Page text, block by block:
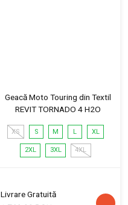
Geacă Moto Touring din Textil
REVIT TORNADO 4 H2O
XS S M L XL
2XL 3XL 4XL
Livrare Gratuită